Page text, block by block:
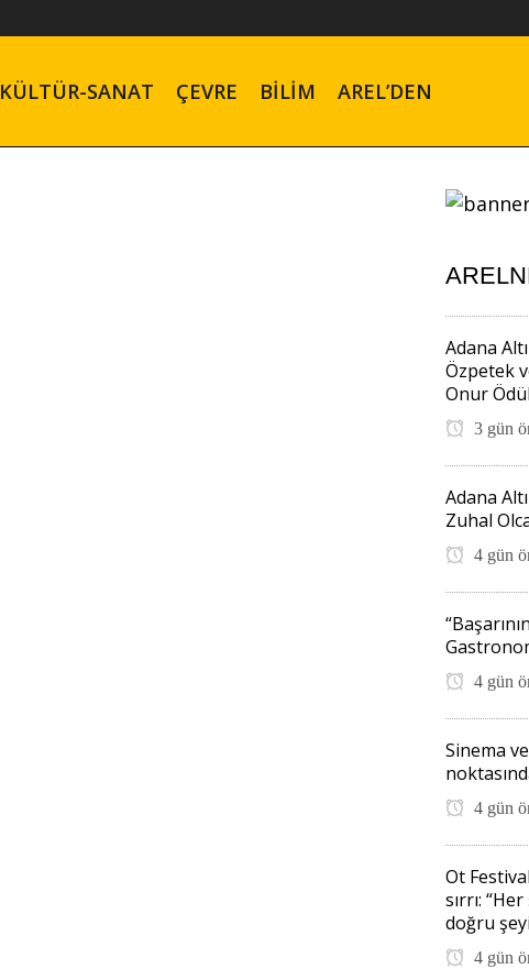
KÜLTÜR-SANAT ÇEVRE BILIM AREL’DEN
Adana
Özpetek
Onur
3 gün
Adana
Zuhal
4 gün
4 gün
Sinema
4 gün
Ot
sırrı:
doğru
4 gün